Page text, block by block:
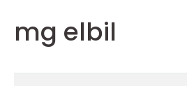
mg elbil